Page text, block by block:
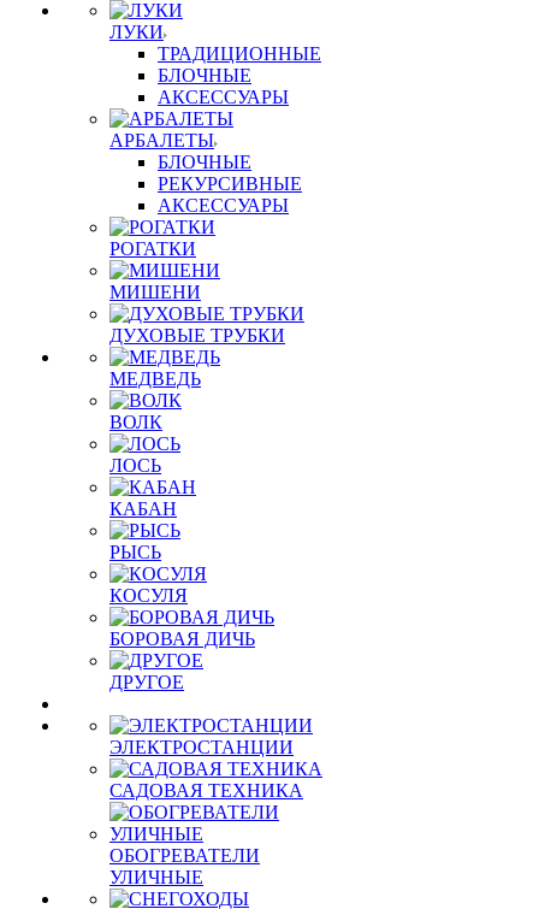
ЛУКИ
ТРАДИЦИОННЫЕ
БЛОЧНЫЕ
АКСЕССУАРЫ
АРБАЛЕТЫ
БЛОЧНЫЕ
РЕКУРСИВНЫЕ
АКСЕССУАРЫ
РОГАТКИ
МИШЕНИ
ДУХОВЫЕ ТРУБКИ
МЕДВЕДЬ
ВОЛК
ЛОСЬ
КАБАН
РЫСЬ
КОСУЛЯ
БОРОВАЯ ДИЧЬ
ДРУГОЕ
ЭЛЕКТРОСТАНЦИИ
САДОВАЯ ТЕХНИКА
ОБОГРЕВАТЕЛИ
УЛИЧНЫЕ